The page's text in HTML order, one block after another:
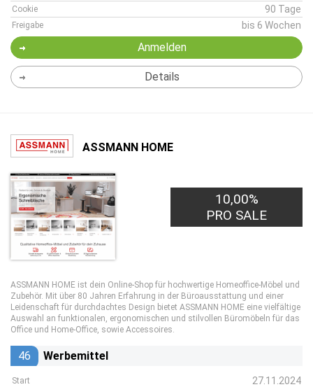
Cookie 90 Tage
Freigabe bis 6 Wochen
Anmelden
Details
ASSMANN HOME
10,00%
PRO SALE
ASSMANN HOME ist dein Online-Shop für hochwertige Homeoffice-Möbel und
Zubehör. Mit über 80 Jahren Erfahrung in der Büroausstattung und einer
Leidenschaft für durchdachtes Design bietet ASSMANN HOME eine vielfältige
Auswahl an funktionalen, ergonomischen und stilvollen Büromöbeln für das
Office und Home-Office, sowie Accessoires.
46 Werbemittel
Start 27.11.2024